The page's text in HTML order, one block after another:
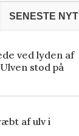
SENESTE NYT
ved lyden af
stod på
af ulv i